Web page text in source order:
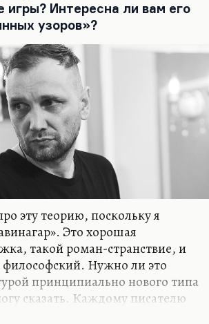
игры? Интересна ли вам его
узоров»?
эту теорию, поскольку я
Это хорошая
такой роман-странствие, и
Нужно ли это
принципиально нового типа
сказать. Каждому писателю